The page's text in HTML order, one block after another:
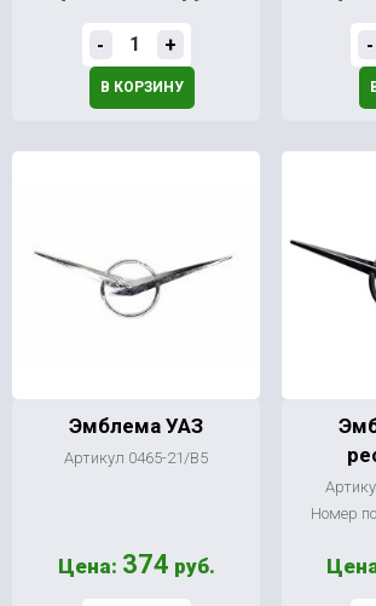
- +
В КОРЗИНУ
-
Эмблема УАЗ
Артикул 0465-21/В5
Цена: 374 руб.
Номер